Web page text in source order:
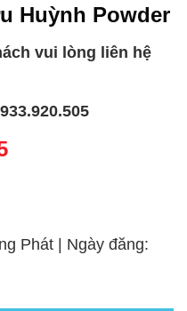
Huỳnh Powder
vui lòng liên hệ
Phát | Ngày đăng: